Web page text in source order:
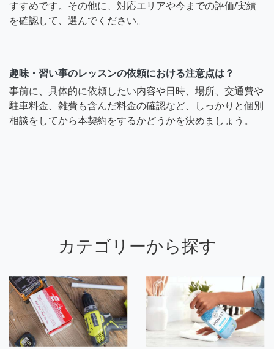
すすめです。その他に、対応エリアや今までの評価/実績
を確認して、選んでください。
趣味・習い事のレッスンの依頼における注意点は？
事前に、具体的に依頼したい内容や日時、場所、交通費や
駐車料金、雑費も含んだ料金の確認など、しっかりと個別
相談をしてから本契約をするかどうかを決めましょう。
カテゴリーから探す